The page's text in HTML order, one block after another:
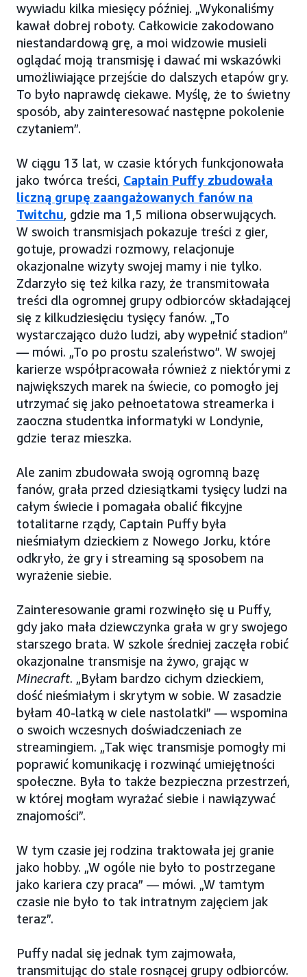
wywiadu kilka miesięcy później. „Wykonaliśmy
kawał dobrej roboty. Całkowicie zakodowano
niestandardową grę, a moi widzowie musieli
oglądać moją transmisję i dawać mi wskazówki
umożliwiające przejście do dalszych etapów gry.
To było naprawdę ciekawe. Myślę, że to świetny
sposób, aby zainteresować następne pokolenie
czytaniem”.
W ciągu 13 lat, w czasie których funkcjonowała
jako twórca treści, Captain Puffy zbudowała
liczną grupę zaangażowanych fanów na
Twitchu, gdzie ma 1,5 miliona obserwujących.
W swoich transmisjach pokazuje treści z gier,
gotuje, prowadzi rozmowy, relacjonuje
okazjonalne wizyty swojej mamy i nie tylko.
Zdarzyło się też kilka razy, że transmitowała
treści dla ogromnej grupy odbiorców składającej
się z kilkudziesięciu tysięcy fanów. „To
wystarczająco dużo ludzi, aby wypełnić stadion”
— mówi. „To po prostu szaleństwo”. W swojej
karierze współpracowała również z niektórymi z
największych marek na świecie, co pomogło jej
utrzymać się jako pełnoetatowa streamerka i
zaoczna studentka informatyki w Londynie,
gdzie teraz mieszka.
Ale zanim zbudowała swoją ogromną bazę
fanów, grała przed dziesiątkami tysięcy ludzi na
całym świecie i pomagała obalić fikcyjne
totalitarne rządy, Captain Puffy była
nieśmiałym dzieckiem z Nowego Jorku, które
odkryło, że gry i streaming są sposobem na
wyrażenie siebie.
Zainteresowanie grami rozwinęło się u Puffy,
gdy jako mała dziewczynka grała w gry swojego
starszego brata. W szkole średniej zaczęła robić
okazjonalne transmisje na żywo, grając w
Minecraft. „Byłam bardzo cichym dzieckiem,
dość nieśmiałym i skrytym w sobie. W zasadzie
byłam 40-latką w ciele nastolatki” — wspomina
o swoich wczesnych doświadczeniach ze
streamingiem. „Tak więc transmisje pomogły mi
poprawić komunikację i rozwinąć umiejętności
społeczne. Była to także bezpieczna przestrzeń,
w której mogłam wyrażać siebie i nawiązywać
znajomości”.
W tym czasie jej rodzina traktowała jej granie
jako hobby. „W ogóle nie było to postrzegane
jako kariera czy praca” — mówi. „W tamtym
czasie nie było to tak intratnym zajęciem jak
teraz”.
Puffy nadal się jednak tym zajmowała,
transmitując do stale rosnącej grupy odbiorców.